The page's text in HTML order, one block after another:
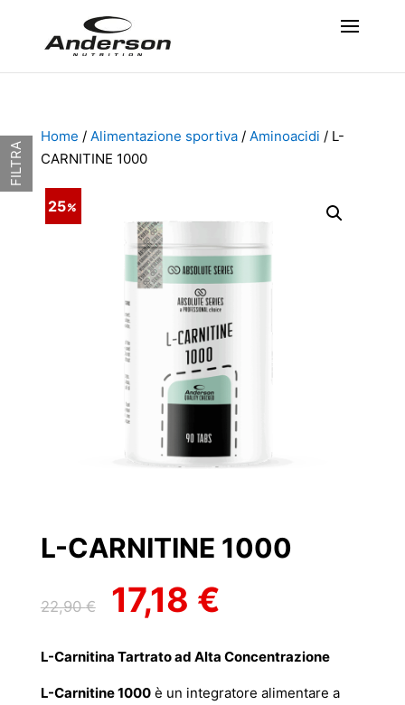
Home / Alimentazione sportiva/ Aminoacidi / L-
CARNITINE 1000
25
L-CARNITINE 1000
22,90€
Il
prezzo
originale
era:
22,90 €.
17,18 €
attuale
è:
17,18 €.
L-Carnitina Tartrato ad Alta Concentrazione
L-Carnitine 1000è un integratore alimentare a
FILTRA